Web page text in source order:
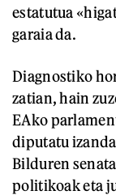
estatutua
garaia da.
Diagnostiko
zatian, hain
EAko
diputatu
Bilduren
politikoak eta